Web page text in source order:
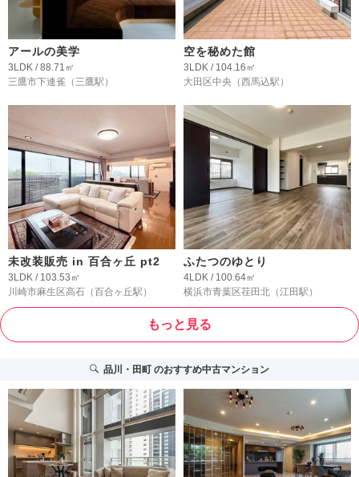
アールの美学
3LDK / 88.71㎡
三鷹市下連雀 （三鷹駅）
空を秘めた館
3LDK / 104.16㎡
大田区中央 （西馬込駅）
未改装販売 in 百合ヶ丘 pt2
3LDK / 103.53㎡
川崎市麻生区高石 （百合ヶ丘駅）
ふたつのゆとり
4LDK / 100.64㎡
横浜市青葉区荏田北 （江田駅）
もっと見る
品川・田町のおすすめ中古マンション